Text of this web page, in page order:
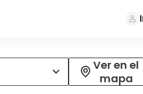
Ver en el
mapa